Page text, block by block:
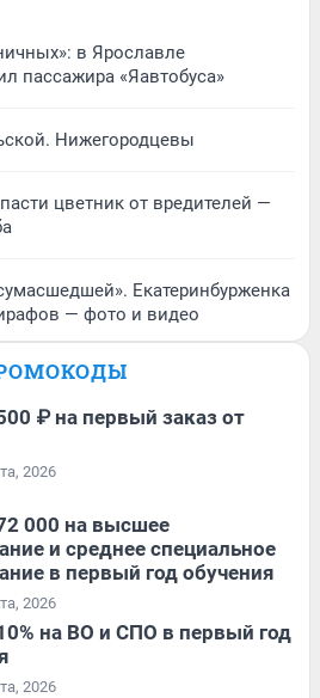
в Ярославле
пассажира «Яавтобуса»
Нижегородцевы
цветник от вредителей —
Екатеринбурженка
— фото и видео
₽ на первый заказ от
2026
000 на высшее
и среднее специальное
в первый год обучения
2026
на ВО и СПО в первый год
2026